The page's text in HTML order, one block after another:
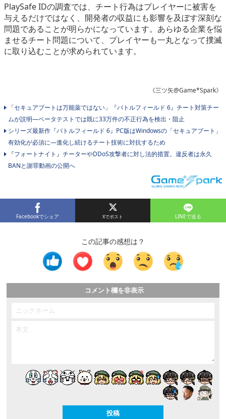
PlaySafe IDの調査では、チート行為はプレイヤーに被害を
与えるだけではなく、開発者の収益にも影響を及ぼす深刻な
問題であることが明らかになっています。あらゆる企業を悩
ませるチート問題について、プレイヤーも一丸となって撲滅
に取り込むことが求められています。
《三ツ矢@Game*Spark》
「セキュアブートは万能薬ではない」『バトルフィールド 6』チート対策チー
ムが説明―ベータテストでは既に33万件の不正行為を検出・阻止
シリーズ最新作『バトルフィールド 6』PC版はWindowsの「セキュアブート」
有効化が必須に―進化し続けるチート技術に対抗するため
『フォートナイト』チーターやDDoS攻撃者に対し法的措置。違反者は永久
BANと謝罪動画の公開へ
Facebookでシェア LINEで送る
この記事の感想は？
コメント欄を非表示